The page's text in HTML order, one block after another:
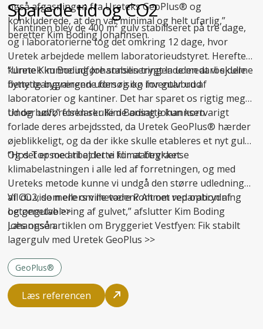
også afgasningen fra Ureteks GeoPlus® og
konkluderede, at den var minimal og helt ufarlig,”
beretter Kim Boding Johannsen.
Sparede tid og CO2
I kantinen blev de 400 m² gulv stabiliseret på tre dage,
og i laboratorierne tog det omkring 12 dage, hvor
Uretek arbejdede mellem laboratorieudstyret. Herefter
kunne Kim Boding Johannsen trygt lade medarbejderne
benytte bygningen uden risiko for gulvbrud.
“Uretek kunne udføre stabiliseringen uden at vi skulle
flytte igangværende forsøg og inventar ud af
laboratorier og kantiner. Det har sparet os rigtig meget
tid og bøvl,” forklarer Kim Boding Johannsen.
Under udførelsen skulle de ansatte kun kortvarigt
forlade deres arbejdssted, da Uretek GeoPlus® hærder
øjeblikkeligt, og da der ikke skulle etableres et nyt gulv.
Og det er med til at lette klimaaftrykket.
“Hos Topsoe arbejder vi for at begrænse
klimabelastningen i alle led af forretningen, og med
Ureteks metode kunne vi undgå den større udledning
af CO2, som ellers ville være kommet ved opbrydning
og genetablering af gulvet,” afslutter Kim Boding
Johannsen.
Vil du vide mere om metoden? Alt omreparation af
betongulve>>
Læs også artiklen om Bryggeriet Vestfyen: Fik stabilt
lagergulv med Uretek GeoPlus >>
GeoPlus®
Læs referencen